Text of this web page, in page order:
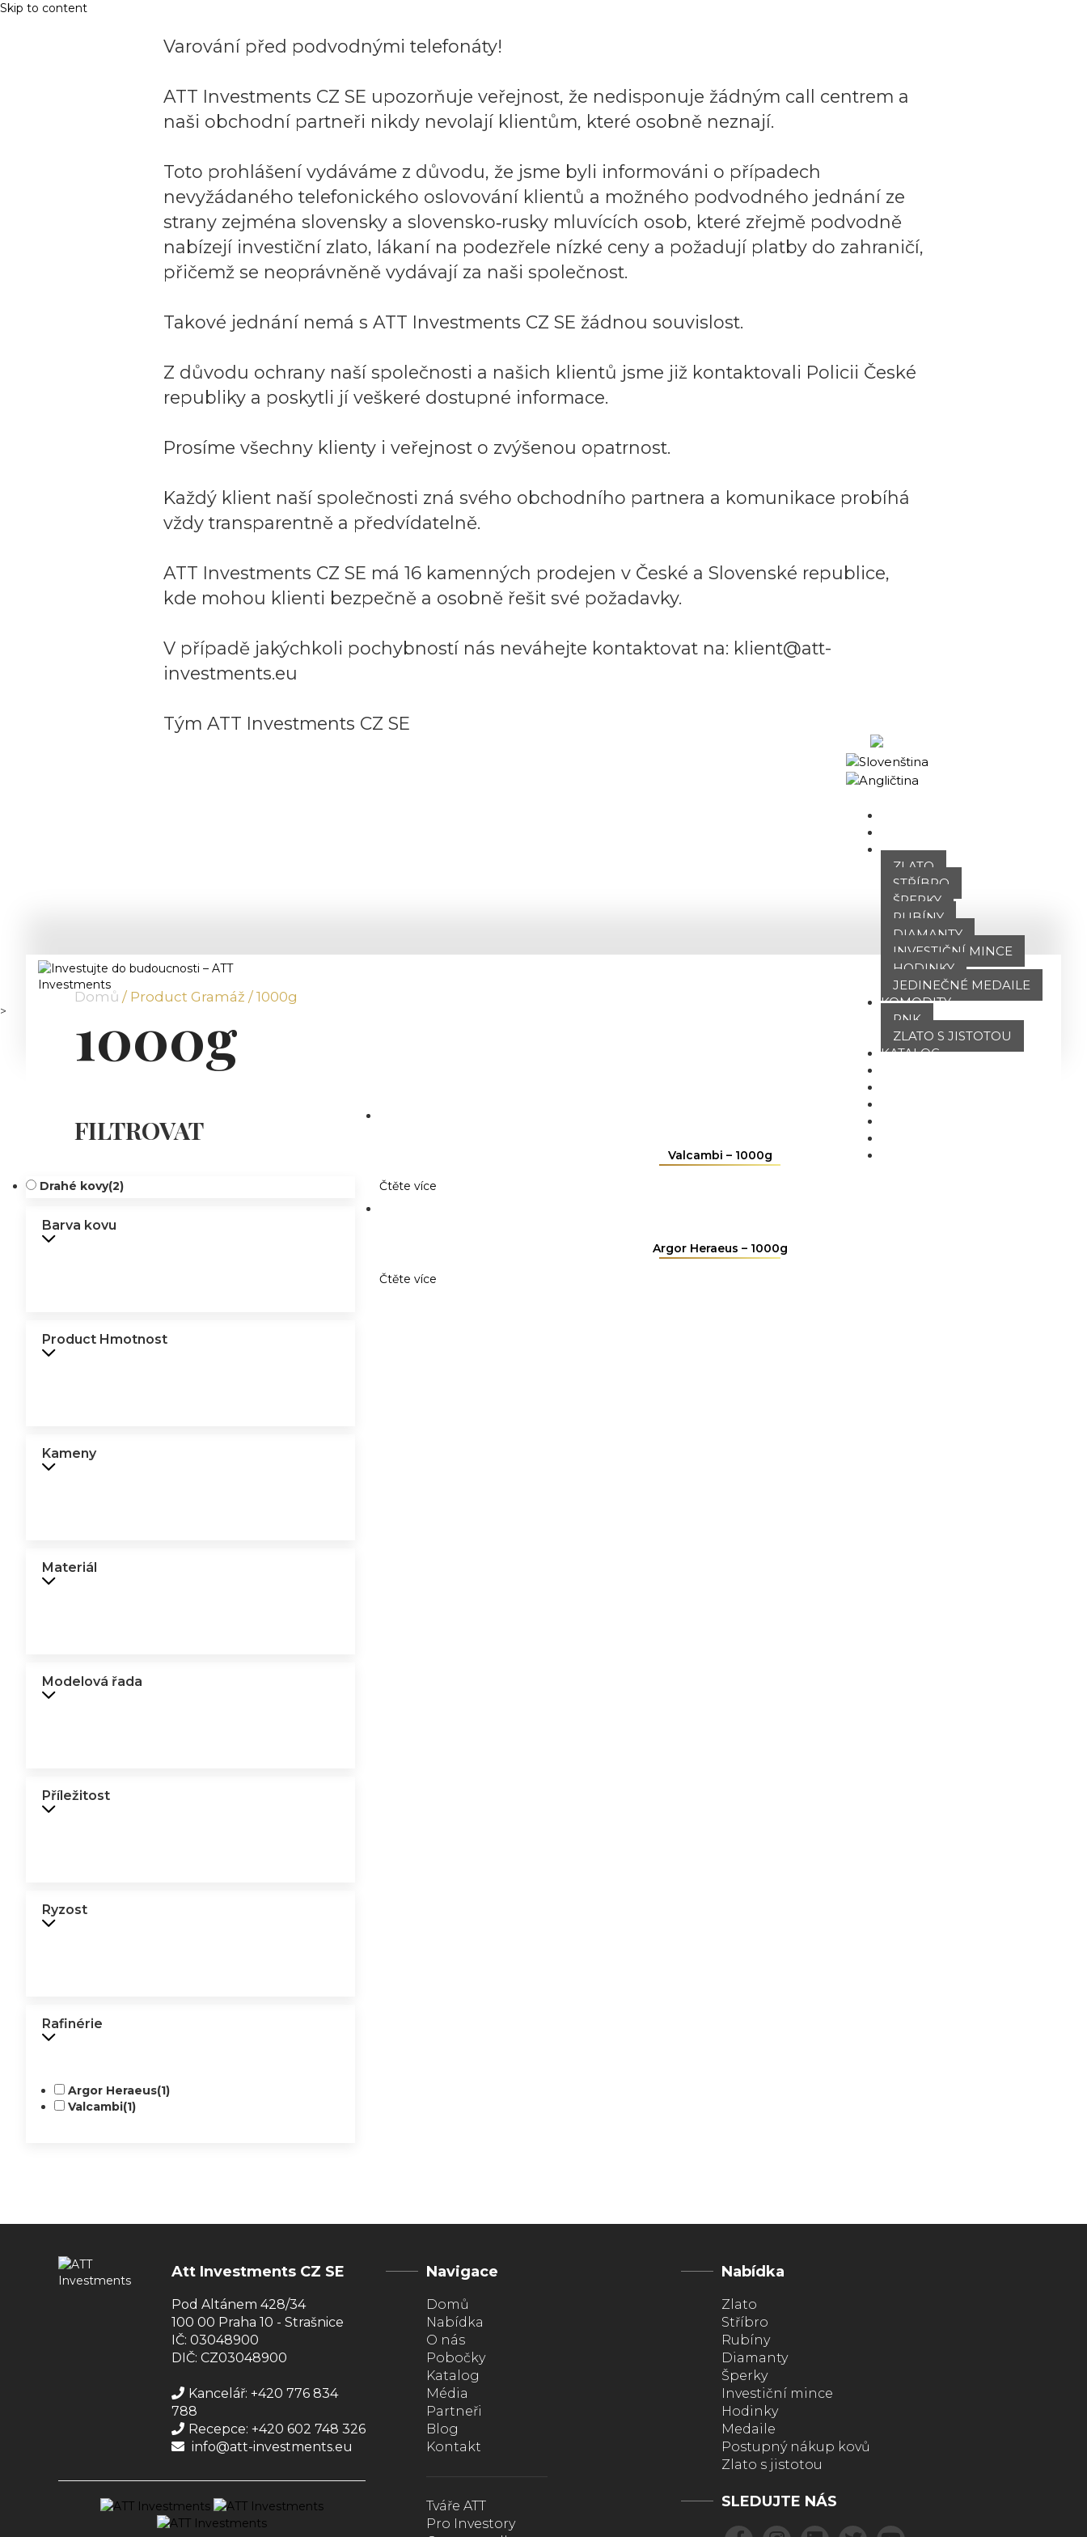
Skip to content
Varování před podvodnými telefonáty!
ATT Investments CZ SE upozorňuje veřejnost, že nedisponuje žádným call centrem a
naši obchodní partneři nikdy nevolají klientům, které osobně neznají.
Toto prohlášení vydáváme z důvodu, že jsme byli informováni o případech
nevyžádaného telefonického oslovování klientů a možného podvodného jednání ze
strany zejména slovensky a slovensko‑rusky mluvících osob, které zřejmě podvodně
nabízejí investiční zlato, lákaní na podezřele nízké ceny a požadují platby do zahraničí,
přičemž se neoprávněně vydávají za naši společnost.
Takové jednání nemá s ATT Investments CZ SE žádnou souvislost.
Z důvodu ochrany naší společnosti a našich klientů jsme již kontaktovali Policii České
republiky a poskytli jí veškeré dostupné informace.
Prosíme všechny klienty i veřejnost o zvýšenou opatrnost.
Každý klient naší společnosti zná svého obchodního partnera a komunikace probíhá
vždy transparentně a předvídatelně.
ATT Investments CZ SE má 16 kamenných prodejen v České a Slovenské republice,
kde mohou klienti bezpečně a osobně řešit své požadavky.
V případě jakýchkoli pochybností nás neváhejte kontaktovat na: klient@att-
investments.eu
Tým ATT Investments CZ SE
NABÍDKA
ZLATO
STŘÍBRO
ŠPERKY
RUBÍNY
DIAMANTY
INVESTIČNÍ MINCE
HODINKY
JEDINEČNÉ MEDAILE
KOMODITY
PNK
ZLATO S JISTOTOU
KATALOG
>
Domů / Product Gramáž / 1000g
1000g
FILTROVAT
Drahé kovy(2)
Barva kovu
Product Hmotnost
Kameny
Materiál
Modelová řada
Příležitost
Ryzost
Rafinérie
Argor Heraeus(1)
Valcambi(1)
Valcambi – 1000g
Čtěte více
Argor Heraeus – 1000g
Čtěte více
Att Investments CZ SE
Pod Altánem 428/34
100 00 Praha 10 - Strašnice
IČ: 03048900
DIČ: CZ03048900
Kancelář: +420 776 834
788
Recepce: +420 602 748 326
info@att-investments.eu
Navigace
Domů
Nabídka
O nás
Pobočky
Katalog
Média
Partneři
Blog
Kontakt
Tváře ATT
Pro Investory
Nabídka
Zlato
Stříbro
Rubíny
Diamanty
Šperky
Investiční mince
Hodinky
Medaile
Postupný nákup kovů
Zlato s jistotou
SLEDUJTE NÁS